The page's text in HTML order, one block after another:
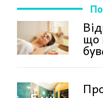
що